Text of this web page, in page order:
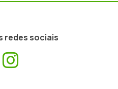
redes sociais
Facebook